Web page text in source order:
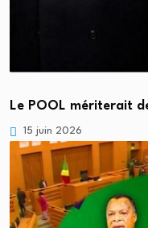
Le POOL mériterait
15 juin 2026